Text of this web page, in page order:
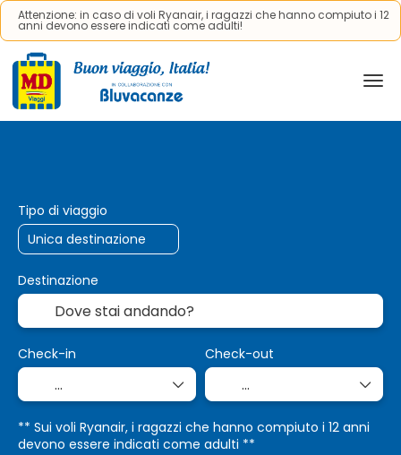
Attenzione: in caso di voli Ryanair, i ragazzi che hanno compiuto i 12
anni devono essere indicati come adulti!
Tipo di viaggio
Destinazione
Check-in Check-out
** Sui voli Ryanair, i ragazzi che hanno compiuto i 12 anni
devono essere indicati come adulti **